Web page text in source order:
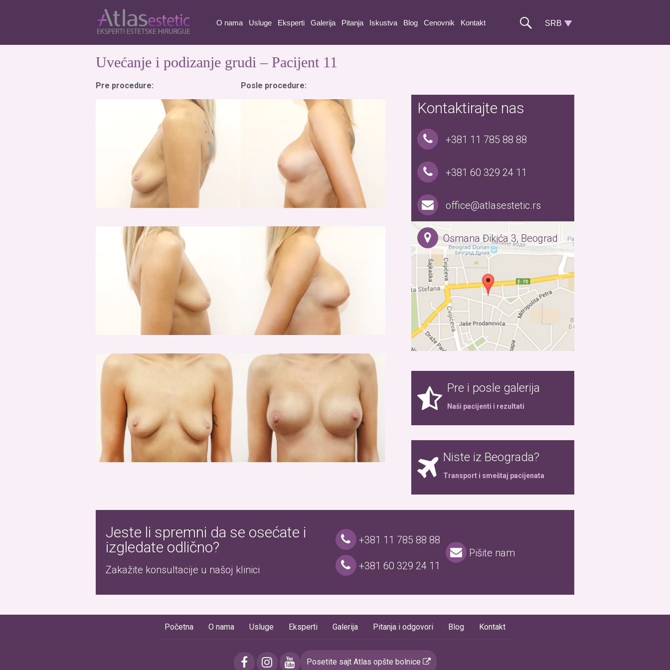
O nama Usluge Eksperti Galerija Pitanja Iskustva Blog Cenovnik Kontakt
Uvećanje i podizanje grudi – Pacijent 11
Pre procedure: Posle procedure:
Kontaktirajte nas
+381 11 785 88 88
+381 60 329 24 11
office@atlasestetic.rs
Osmana Đikića 3, Beograd
Pre i posle galerija
Naši pacijenti i rezultati
Niste iz Beograda?
Transport i smeštaj pacijenata
Jeste li spremni da se osećate i
izgledate odlično?
Zakažite konsultacije u našoj klinici
+381 11 785 88 88
+381 60 329 24 11
Pišite nam
Početna O nama Usluge Eksperti Galerija Pitanja i odgovori Blog Kontakt
Posetite sajt Atlas opšte bolnice